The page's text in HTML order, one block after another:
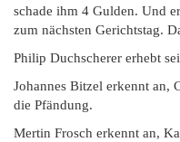
schade ihm 4 Gulden. Und
zum nächsten Gerichtstag.
Philip Duchscherer erhebt
Johannes Bitzel erkennt an,
die Pfändung.
Mertin Frosch erkennt an,